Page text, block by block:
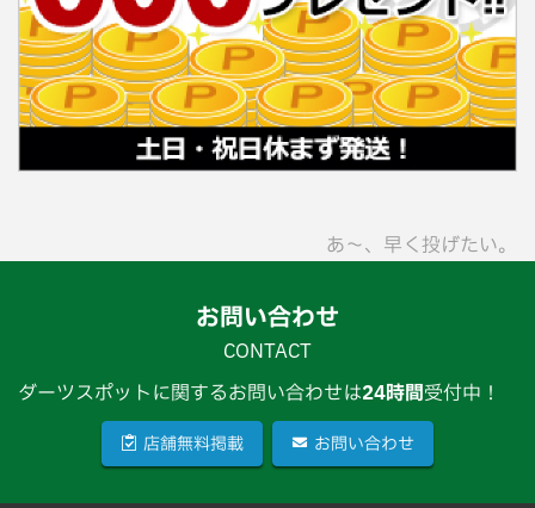
あ〜、早く投げたい。
お問い合わせ
CONTACT
ダーツスポットに関するお問い合わせは24時間受付中！
店舗無料掲載 お問い合わせ